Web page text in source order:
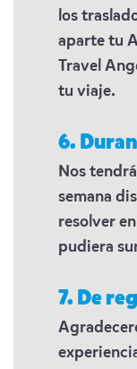
los
aparte tu
Travel
tu viaje.
6.
Nos
semana
resolver
pudiera
7. De